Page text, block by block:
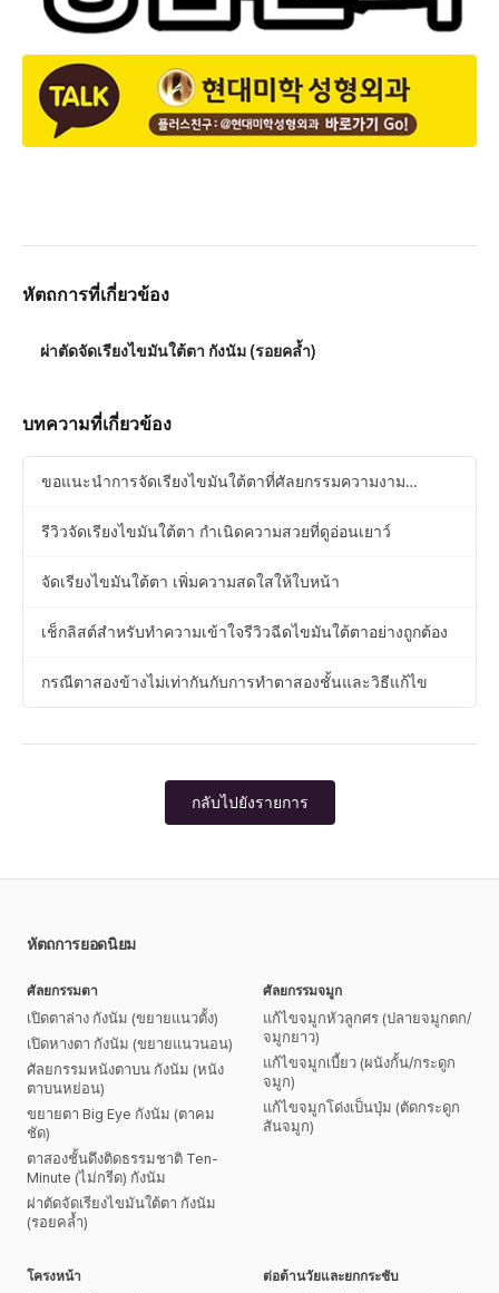
หัตถการที่เกี่ยวข้อง
ผ่าตัดจัดเรียงไขมันใต้ตา กังนัม (รอยคล้ำ)
บทความที่เกี่ยวข้อง
ขอแนะนำการจัดเรียงไขมันใต้ตาที่ศัลยกรรมความงาม
รีวิวจัดเรียงไขมันใต้ตา กำเนิดความสวยที่ดูอ่อนเยาว์
จัดเรียงไขมันใต้ตา เพิ่มความสดใสให้ใบหน้า
เช็กลิสต์สำหรับทำความเข้าใจรีวิวฉีดไขมันใต้ตาอย่างถูกต้อง
กรณีตาสองข้างไม่เท่ากันกับการทำตาสองชั้นและวิธีแก้ไข
กลับไปยังรายการ
หัตถการยอดนิยม
ศัลยกรรมตา
เปิดตาล่าง กังนัม (ขยายแนวตั้ง)
เปิดหางตา กังนัม (ขยายแนวนอน)
ศัลยกรรมหนังตาบน กังนัม (หนัง
ตาบนหย่อน)
ขยายตา Big Eye กังนัม (ตาคม
ชัด)
ตาสองชั้นดึงติดธรรมชาติ Ten-
Minute (ไม่กรีด) กังนัม
ผ่าตัดจัดเรียงไขมันใต้ตา กังนัม
(รอยคล้ำ)
ศัลยกรรมจมูก
แก้ไขจมูกหัวลูกศร (ปลายจมูกตก/
จมูกยาว)
แก้ไขจมูกเบี้ยว (ผนังกั้น/กระดูก
จมูก)
แก้ไขจมูกโด่งเป็นปุ่ม (ตัดกระดูก
สันจมูก)
โครงหน้า ต่อต้านวัยและยกกระชับ